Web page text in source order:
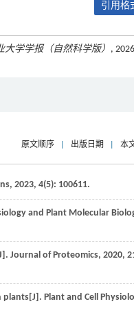
引用格
大学学报（自然科学版） ,
原文顺序 出版日期 本
, 2023, 4(5): 100611.
and Plant Molecular
Journal of Proteomics, 2020,
plants[J]. Plant and Cell